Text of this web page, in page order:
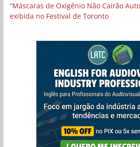
“Máscaras de Oxigênio Não Cairão
exibida no Festival de Toronto